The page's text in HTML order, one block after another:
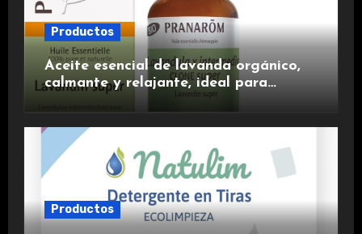
Productos
Aceite esencial de lavanda orgánico,
calmante y relajante, ideal para
Productos